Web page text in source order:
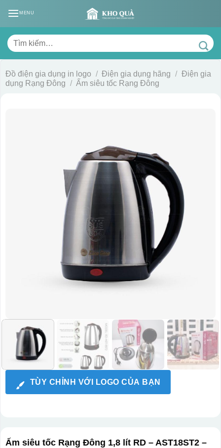
MENU
Tìm
kiếm:
Đồ điện gia dụng in logo / Điện gia dụng hãng / Điện gia
dụng Rạng Đông / Ấm siêu tốc Rạng Đông
TÙY CHỈNH VỚI LOGO CỦA BẠN
Ấm siêu tốc Rạng Đông 1,8 lít RD – AST18ST2 –